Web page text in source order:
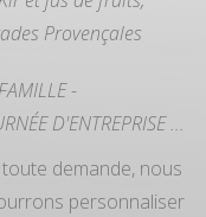
Provençales
-
D'ENTREPRISE ...
demande, nous
personnaliser